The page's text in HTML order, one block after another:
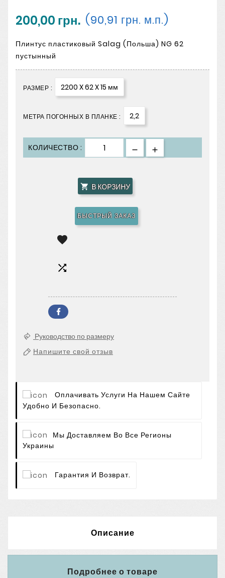
200,00 грн. (90,91 грн. м.п.)
Плинтус пластиковый Salag (Польша) NG 62
пустынный
РАЗМЕР : 2200 X 62 X 15 мм
МЕТРА ПОГОННЫХ В ПЛАНКЕ : 2,2
КОЛИЧЕСТВО :
 В КОРЗИНУ
БЫСТРЫЙ ЗАКАЗ


Руководство по размеру
Напишите свой отзыв
Оплачивать Услуги На Нашем Сайте
Удобно И Безопасно.
Мы Доставляем Во Все Регионы
Украины
Гарантия И Возврат.
Описание
Подробнее о товаре